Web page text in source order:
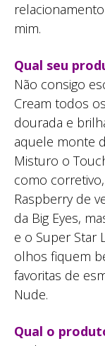
mim.
Qual seu
Não consigo
Cream todos
dourada e
aquele monte
Misturo o
como
Raspberry de
da Big Eyes,
e o Super Star
olhos fiquem
favoritas de
Nude.
Qual o